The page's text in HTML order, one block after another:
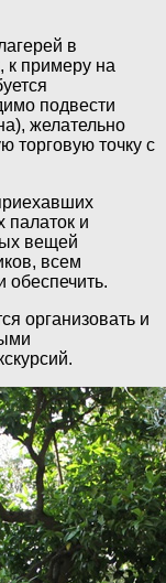
в
к примеру на
подвести
желательно
торговую точку с
палаток и
вещей
всем
обеспечить.
организовать и